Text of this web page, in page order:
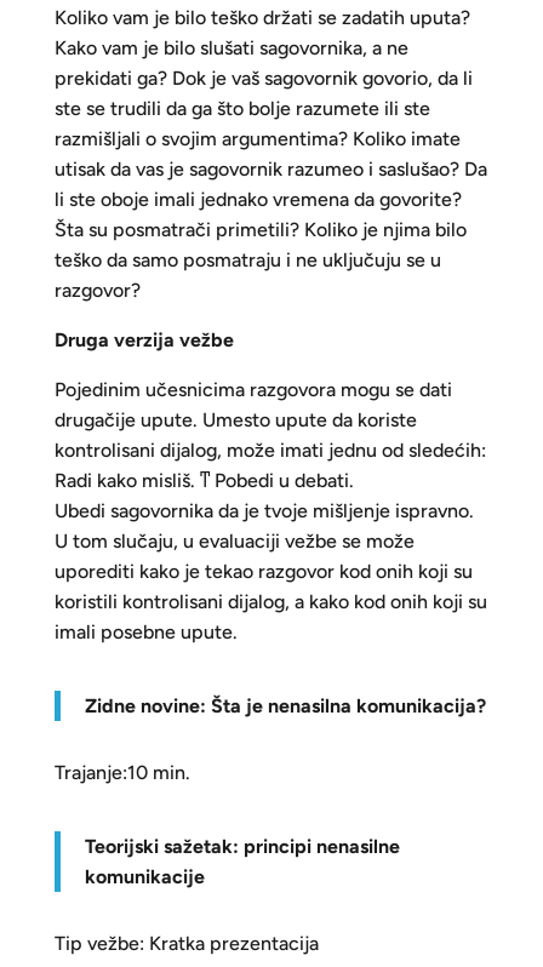
Koliko vam je bilo teško držati se zadatih uputa?
Kako vam je bilo slušati sagovornika, a ne
prekidati ga? Dok je vaš sagovornik govorio, da li
ste se trudili da ga što bolje razumete ili ste
razmišljali o svojim argumentima? Koliko imate
utisak da vas je sagovornik razumeo i saslušao? Da
li ste oboje imali jednako vremena da govorite?
Šta su posmatrači primetili? Koliko je njima bilo
teško da samo posmatraju i ne uključuju se u
razgovor?
Druga verzija vežbe
Pojedinim učesnicima razgovora mogu se dati
drugačije upute. Umesto upute da koriste
kontrolisani dijalog, može imati jednu od sledećih:
Radi kako misliš. ͳ Pobedi u debati.
Ubedi sagovornika da je tvoje mišljenje ispravno.
U tom slučaju, u evaluaciji vežbe se može
uporediti kako je tekao razgovor kod onih koji su
koristili kontrolisani dijalog, a kako kod onih koji su
imali posebne upute.
Zidne novine: Šta je nenasilna komunikacija?
Trajanje:10 min.
Teorijski sažetak: principi nenasilne
komunikacije
Tip vežbe: Kratka prezentacija